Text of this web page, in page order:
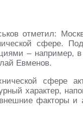
отметил:
сфере.
– например,
Евменов.
сфере
характер,
факторы и